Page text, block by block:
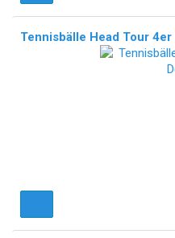
Tennisbälle Head Tour 4er